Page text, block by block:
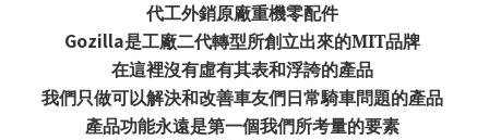
代工外銷原廠重機零配件
Gozilla是工廠二代轉型所創立出來的MIT品牌
在這裡沒有虛有其表和浮誇的產品
我們只做可以解決和改善車友們日常騎車問題的產品
產品功能永遠是第一個我們所考量的要素